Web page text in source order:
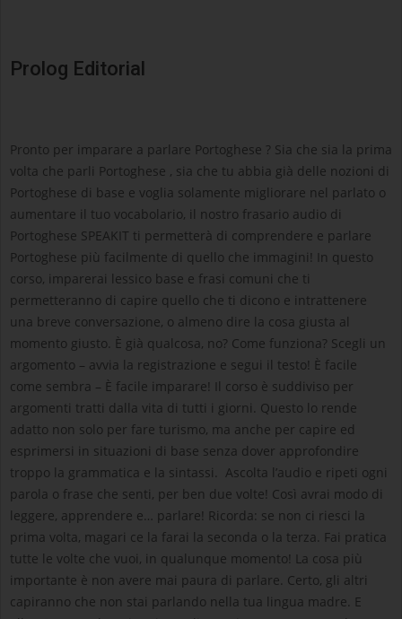
Prolog Editorial
Pronto per imparare a parlare Portoghese ? Sia che sia la prima
volta che parli Portoghese , sia che tu abbia già delle nozioni di
Portoghese di base e voglia solamente migliorare nel parlato o
aumentare il tuo vocabolario, il nostro frasario audio di
Portoghese SPEAKIT ti permetterà di comprendere e parlare
Portoghese più facilmente di quello che immagini! In questo
corso, imparerai lessico base e frasi comuni che ti
permetteranno di capire quello che ti dicono e intrattenere
una breve conversazione, o almeno dire la cosa giusta al
momento giusto. È già qualcosa, no? Come funziona? Scegli un
argomento – avvia la registrazione e segui il testo! È facile
come sembra – È facile imparare! Il corso è suddiviso per
argomenti tratti dalla vita di tutti i giorni. Questo lo rende
adatto non solo per fare turismo, ma anche per capire ed
esprimersi in situazioni di base senza dover approfondire
troppo la grammatica e la sintassi. Ascolta l’audio e ripeti ogni
parola o frase che senti, per ben due volte! Così avrai modo di
leggere, apprendere e… parlare! Ricorda: se non ci riesci la
prima volta, magari ce la farai la seconda o la terza. Fai pratica
tutte le volte che vuoi, in qualunque momento! La cosa più
importante è non avere mai paura di parlare. Certo, gli altri
capiranno che non stai parlando nella tua lingua madre. E